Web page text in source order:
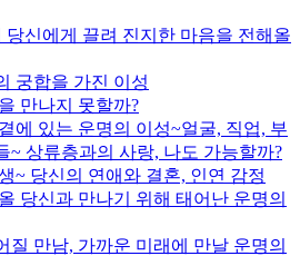
당신에게 끌려 진지한 마음을 전해올
궁합을 가진 이성
만나지 못할까?
에 있는 운명의 이성~얼굴, 직업, 부
~ 상류층과의 사랑, 나도 가능할까?
~ 당신의 연애와 결혼, 인연 감정
당신과 만나기 위해 태어난 운명의
질 만남, 가까운 미래에 만날 운명의